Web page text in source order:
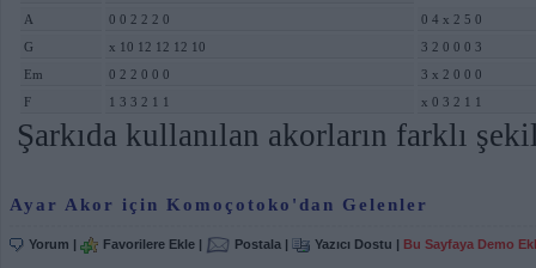
A
0 0 2 2 2 0
0 4 x 2 5 0
G
x 10 12 12 12 10
3 2 0 0 0 3
Em
0 2 2 0 0 0
3 x 2 0 0 0
F
1 3 3 2 1 1 x 0 3 2 1 1
Şarkıda kullanılan akorların farklı
Ayar Akor için Komoçotoko'dan Gelenler
Yorum | Favorilere Ekle | Postala | Yazıcı Dostu | Bu Sayfaya Demo